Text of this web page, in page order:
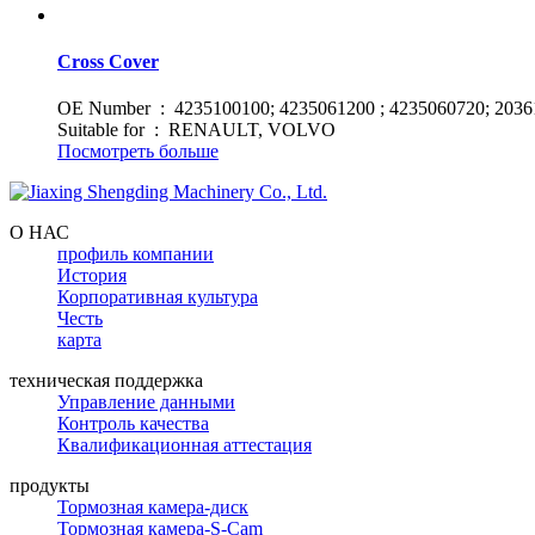
Cross Cover
OE Number : 4235100100; 4235061200 ; 4235060720;
Suitable for : RENAULT, VOLVO
Посмотреть больше
О НАС
профиль компании
История
Корпоративная культура
Честь
карта
техническая поддержка
Управление данными
Контроль качества
Квалификационная аттестация
продукты
Тормозная камера-диск
Тормозная камера-S-Cam